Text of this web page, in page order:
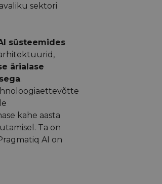
sektori
süsteemides
ärialase
.
kahe aasta
Ta on
AI on